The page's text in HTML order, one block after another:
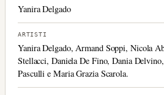
Yanira Delgado
ARTISTI
Yanira Delgado, Armand Soppi, Nicola
Stellacci, Daniela De Fino, Dania
Pasculli e Maria Grazia Scarola.